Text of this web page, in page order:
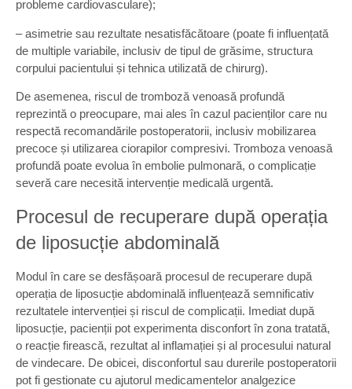
probleme cardiovasculare);
– asimetrie sau rezultate nesatisfăcătoare (poate fi influențată
de multiple variabile, inclusiv de tipul de grăsime, structura
corpului pacientului și tehnica utilizată de chirurg).
De asemenea, riscul de tromboză venoasă profundă
reprezintă o preocupare, mai ales în cazul pacienților care nu
respectă recomandările postoperatorii, inclusiv mobilizarea
precoce și utilizarea ciorapilor compresivi. Tromboza venoasă
profundă poate evolua în embolie pulmonară, o complicație
severă care necesită intervenție medicală urgentă.
Procesul de recuperare după operația
de liposucție abdominală
Modul în care se desfășoară procesul de recuperare după
operația de liposucție abdominală influențează semnificativ
rezultatele intervenției și riscul de complicații. Imediat după
liposucție, pacienții pot experimenta disconfort în zona tratată,
o reacție firească, rezultat al inflamației și al procesului natural
de vindecare. De obicei, disconfortul sau durerile postoperatorii
pot fi gestionate cu ajutorul medicamentelor analgezice